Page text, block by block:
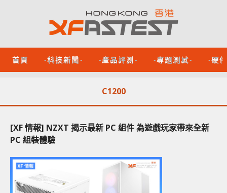
首頁 -科技新聞- -產品評測- -專題測試- -硬
C1200
[XF 情報] NZXT 揭示最新 PC 組件 為遊戲玩家帶來全新
PC 組裝體驗